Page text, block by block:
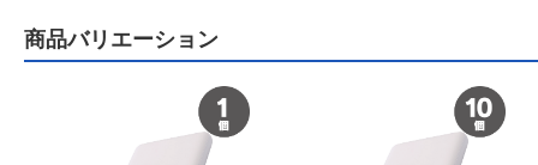
商品バリエーション